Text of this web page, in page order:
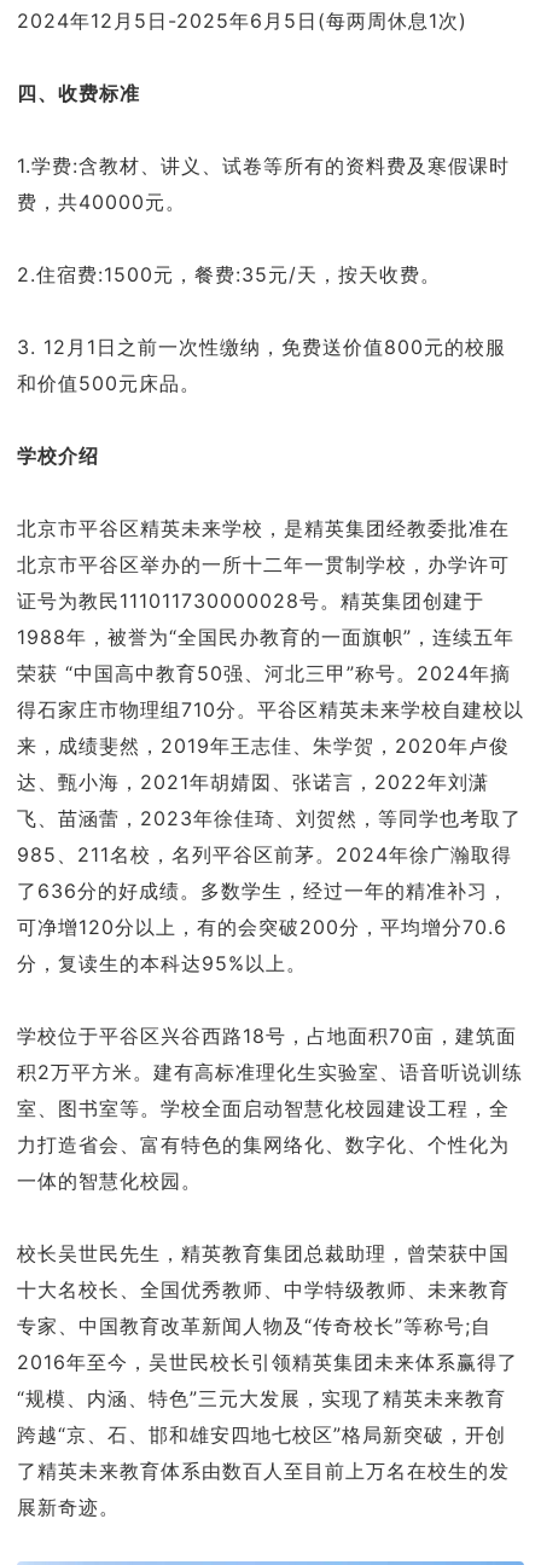
2024年12月5日-2025年6月5日(每两周休息1次)
四、收费标准
1.学费:含教材、讲义、试卷等所有的资料费及寒假课时
费，共40000元。
2.住宿费:1500元，餐费:35元/天，按天收费。
3. 12月1日之前一次性缴纳，免费送价值800元的校服
和价值500元床品。
学校介绍
北京市平谷区精英未来学校，是精英集团经教委批准在
北京市平谷区举办的一所十二年一贯制学校，办学许可
证号为教民111011730000028号。精英集团创建于
1988年，被誉为“全国民办教育的一面旗帜”，连续五年
荣获 “中国高中教育50强、河北三甲”称号。2024年摘
得石家庄市物理组710分。平谷区精英未来学校自建校以
来，成绩斐然，2019年王志佳、朱学贺，2020年卢俊
达、甄小海，2021年胡婧囡、张诺言，2022年刘潇
飞、苗涵蕾，2023年徐佳琦、刘贺然，等同学也考取了
985、211名校，名列平谷区前茅。2024年徐广瀚取得
了636分的好成绩。多数学生，经过一年的精准补习，
可净增120分以上，有的会突破200分，平均增分70.6
分，复读生的本科达95%以上。
学校位于平谷区兴谷西路18号，占地面积70亩，建筑面
积2万平方米。建有高标准理化生实验室、语音听说训练
室、图书室等。学校全面启动智慧化校园建设工程，全
力打造省会、富有特色的集网络化、数字化、个性化为
一体的智慧化校园。
校长吴世民先生，精英教育集团总裁助理，曾荣获中国
十大名校长、全国优秀教师、中学特级教师、未来教育
专家、中国教育改革新闻人物及“传奇校长”等称号;自
2016年至今，吴世民校长引领精英集团未来体系赢得了
“规模、内涵、特色”三元大发展，实现了精英未来教育
跨越“京、石、邯和雄安四地七校区”格局新突破，开创
了精英未来教育体系由数百人至目前上万名在校生的发
展新奇迹。